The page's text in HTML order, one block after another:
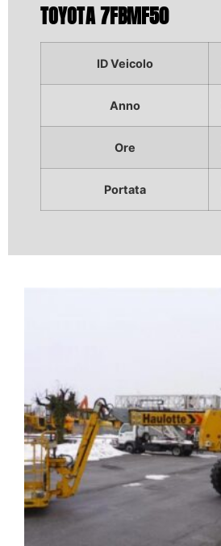
TOYOTA 7FBMF50
ID Veicolo
Anno
Ore
Portata